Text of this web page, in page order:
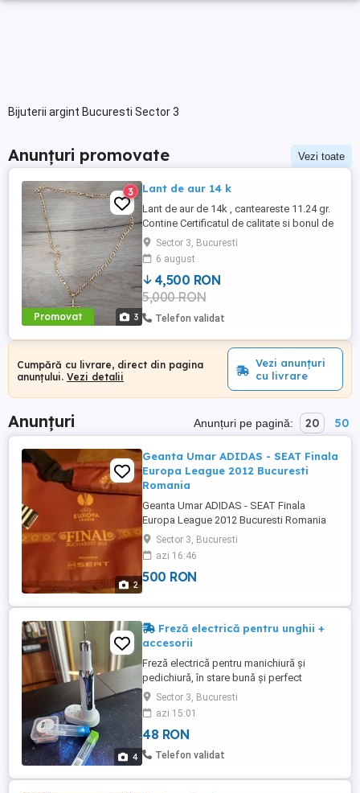
Bijuterii argint Bucuresti Sector 3
Anunțuri promovate Vezi toate
Promovat 3
3 Lant de aur 14 k
Lant de aur de 14k , canteareste 11.24 gr.
Contine Certificatul de calitate si bonul de
achizitionare de la Traser Gold.
Sector 3, Bucuresti
6 august
4,500 RON
5,000 RON
Telefon validat
Cumpără cu livrare, direct din pagina
anunțului. Vezi detalii
Vezi anunțuri
cu livrare
Anunțuri Anunțuri pe pagină: 20 50
2
Geanta Umar ADIDAS - SEAT Finala
Europa League 2012 Bucuresti
Romania
Geanta Umar ADIDAS - SEAT Finala
Europa League 2012 Bucuresti Romania
Sector 3, Bucuresti
azi 16:46
500 RON
4
Freză electrică pentru unghii +
accesorii
Freză electrică pentru manichiură și
pedichiură, în stare bună și perfect
funcțională. Se vinde împreună cu
accesoriile și capetele din poze, precum
și suportul. Potrivită pentru pilirea,
curățarea și îngrijirea unghiilor
Sector 3, Bucuresti
azi 15:01
48 RON
Telefon validat